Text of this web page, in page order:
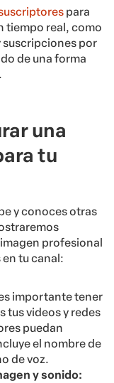
para
tiempo real, como
suscripciones por
de una forma
una
tu
y conoces otras
profesional
tu canal:
importante tener
tus videos y redes
puedan
el nombre de
de voz.
y sonido: